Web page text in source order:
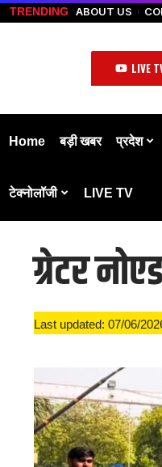
TRENDING ABOUT US
LIVE
Home बड़ी खबर प्रदेश
टेक्नोलॉजी LIVE TV
ग्रेटर
Last updated: 07/06/